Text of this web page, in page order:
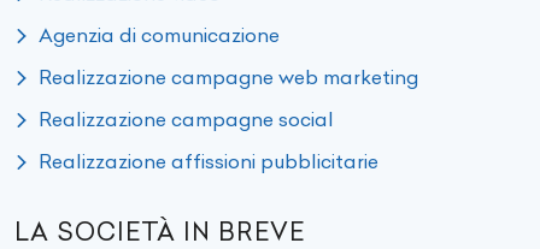
Agenzia di comunicazione
Realizzazione campagne web marketing
Realizzazione campagne social
Realizzazione affissioni pubblicitarie
LA SOCIETÀ IN BREVE